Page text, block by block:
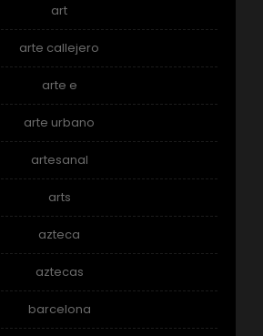
art
arte callejero
arte e
arte urbano
artesanal
arts
azteca
aztecas
barcelona